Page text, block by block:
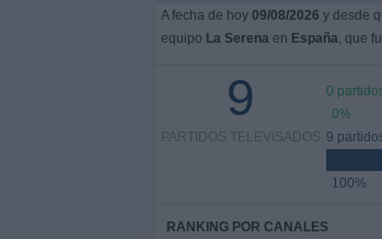
A fecha de hoy 09/08/2026 y desde
equipo La Serenaen España, que
9
PARTIDOS TELEVISADOS
0
0%
9
100%
RANKING POR CANALES